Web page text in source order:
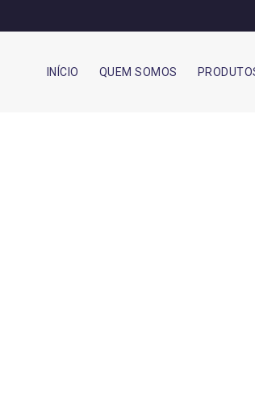
INÍCIO QUEM SOMOS